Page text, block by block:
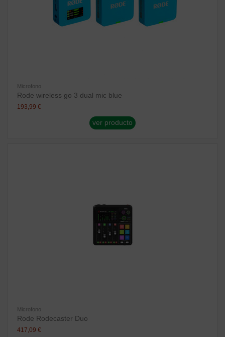
Microfono
Rode wireless go 3 dual mic blue
193,99 €
ver producto
Microfono
Rode Rodecaster Duo
417,09 €